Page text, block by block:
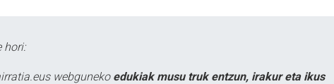
hori:
webguneko edukiak musu truk entzun, irakur eta ikus